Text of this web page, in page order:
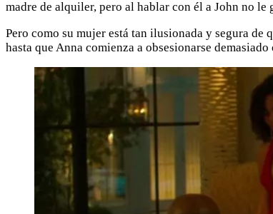
madre de alquiler, pero al hablar con él a John no
Pero como su mujer está tan ilusionada y segura de
hasta que Anna comienza a obsesionarse